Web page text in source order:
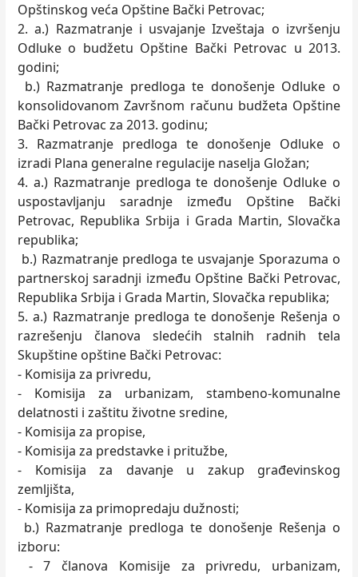
Opštinskog veća Opštine Bački Petrovac;
2. a.) Razmatranje i usvajanje Izveštaja o izvršenju
Odluke o budžetu Opštine Bački Petrovac u 2013.
godini;
b.) Razmatranje predloga te donošenje Odluke o
konsolidovanom Završnom računu budžeta Opštine
Bački Petrovac za 2013. godinu;
3. Razmatranje predloga te donošenje Odluke o
izradi Plana generalne regulacije naselja Gložan;
4. a.) Razmatranje predloga te donošenje Odluke o
uspostavljanju saradnje između Opštine Bački
Petrovac, Republika Srbija i Grada Martin, Slovačka
republika;
b.) Razmatranje predloga te usvajanje Sporazuma o
partnerskoj saradnji između Opštine Bački Petrovac,
Republika Srbija i Grada Martin, Slovačka republika;
5. a.) Razmatranje predloga te donošenje Rešenja o
razrešenju članova sledećih stalnih radnih tela
Skupštine opštine Bački Petrovac:
- Komisija za privredu,
- Komisija za urbanizam, stambeno-komunalne
delatnosti i zaštitu životne sredine,
- Komisija za propise,
- Komisija za predstavke i pritužbe,
- Komisija za davanje u zakup građevinskog
zemljišta,
- Komisija za primopredaju dužnosti;
b.) Razmatranje predloga te donošenje Rešenja o
izboru:
- 7 članova Komisije za privredu, urbanizam,